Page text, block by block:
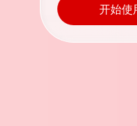
开始使